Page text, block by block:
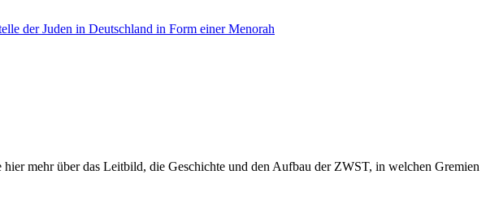
mehr über das Leitbild, die Geschichte und den Aufbau der ZWST, in welchen Gremien